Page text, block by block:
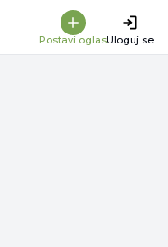
Postavi oglasUloguj se